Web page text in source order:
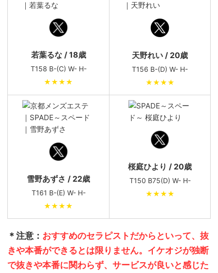
若葉るな / 18歳
T158 B-(C) W- H-
★★★★
天野れい / 20歳
T156 B-(D) W- H-
★★★★
雪野あずさ / 22歳
T161 B-(E) W- H-
★★★★
桜庭ひより / 20歳
T150 B75(D) W- H-
★★★★
＊注意： おすすめのセラピストだからといって、抜
きや本番ができるとは限りません。イケオジが独断
で抜きや本番に関わらず、サービスが良いと感じた